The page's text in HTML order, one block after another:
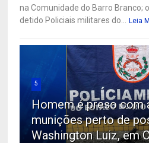
na Comunidade do Barro
detido Policiais militares do...
Leia
5
Homem é preso com
munições perto de
Washington Luiz, em